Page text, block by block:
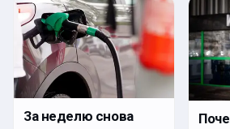
За неделю снова